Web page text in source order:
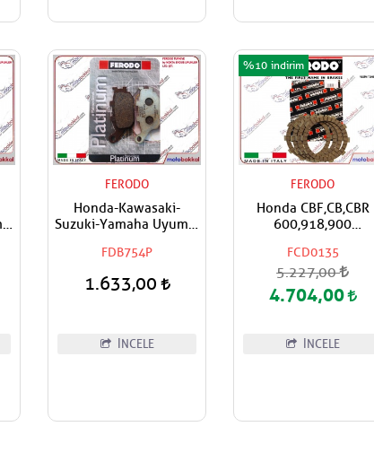
FERODO
Honda-Kawasaki-
Suzuki-Yamaha Uyumlu
Fren Balatası
FDB754P
1.633,00
İNCELE
FERODO
Honda CBF,CB,CBR
600,918,900
Debriyaj Balata Takımı
FCD0135
%10
5.227,00
4.704,00
İNCELE